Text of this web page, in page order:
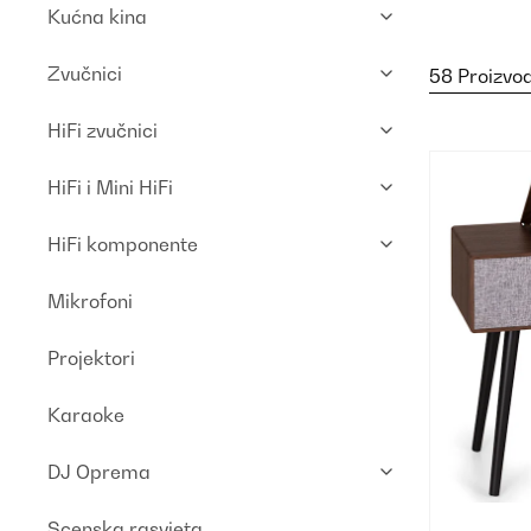
Kućna kina
Zvučnici
HiFi zvučnici
HiFi i Mini HiFi
HiFi komponente
Mikrofoni
Projektori
Karaoke
DJ Oprema
58